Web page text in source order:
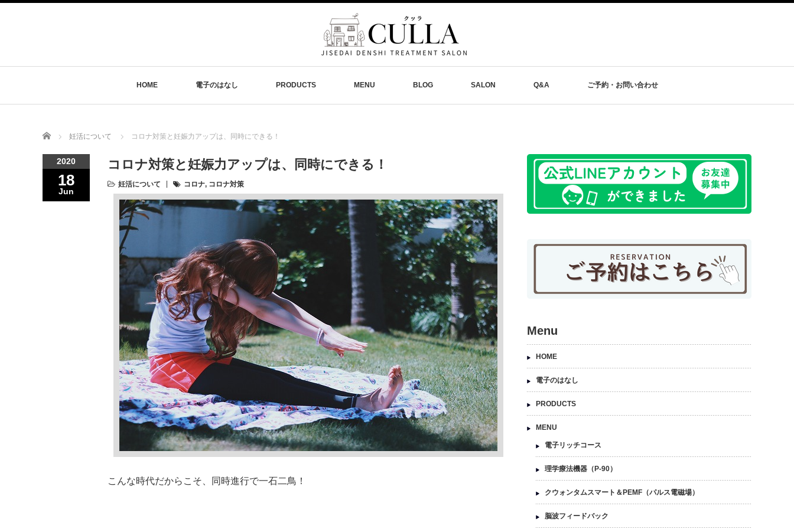
HOME 電子のはなし PRODUCTS MENU BLOG SALON Q&A ご予約・お問い合わせ
Home 妊活について コロナ対策と妊娠力アップは、同時にできる！
2020
18
Jun
コロナ対策と妊娠力アップは、同時にできる！
妊活について コロナ, コロナ対策
こんな時代だからこそ、同時進行で一石二鳥！
Menu
HOME
電子のはなし
PRODUCTS
MENU
電子リッチコース
理学療法機器（P-90）
クウォンタムスマート＆PEMF（パルス電磁場）
脳波フィードバック